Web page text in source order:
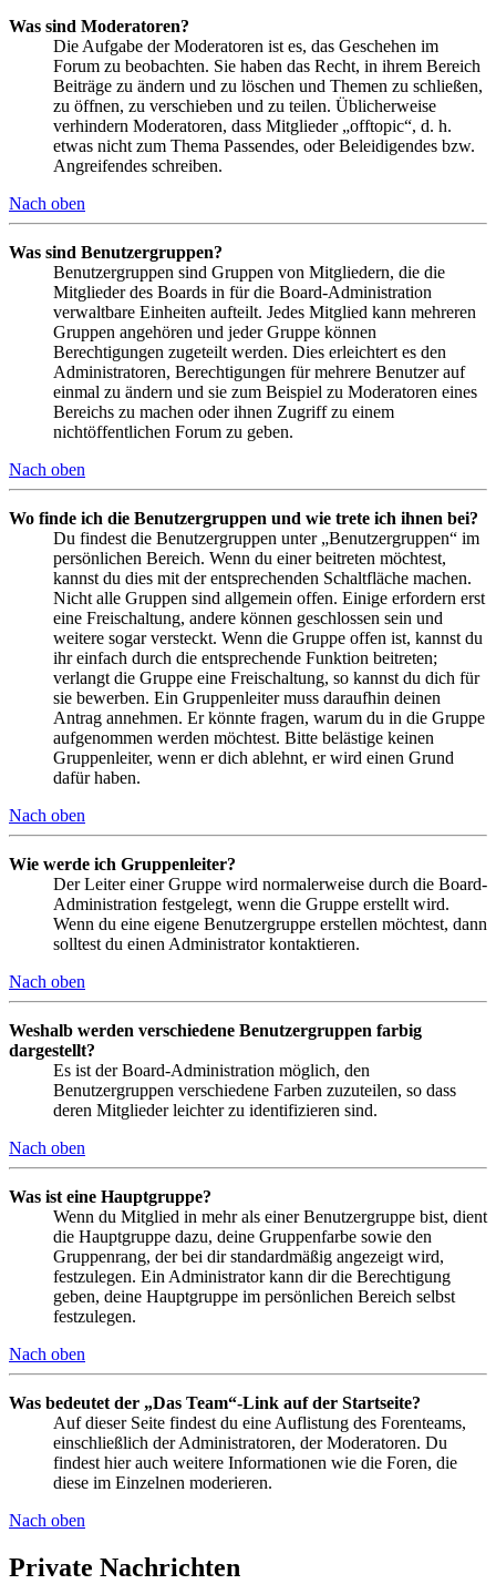
Was sind Moderatoren?
Die Aufgabe der Moderatoren ist es, das Geschehen im
Forum zu beobachten. Sie haben das Recht, in ihrem Bereich
Beiträge zu ändern und zu löschen und Themen zu schließen,
zu öffnen, zu verschieben und zu teilen. Üblicherweise
verhindern Moderatoren, dass Mitglieder „offtopic“, d. h.
etwas nicht zum Thema Passendes, oder Beleidigendes bzw.
Angreifendes schreiben.
Nach oben
Was sind Benutzergruppen?
Benutzergruppen sind Gruppen von Mitgliedern, die die
Mitglieder des Boards in für die Board-Administration
verwaltbare Einheiten aufteilt. Jedes Mitglied kann mehreren
Gruppen angehören und jeder Gruppe können
Berechtigungen zugeteilt werden. Dies erleichtert es den
Administratoren, Berechtigungen für mehrere Benutzer auf
einmal zu ändern und sie zum Beispiel zu Moderatoren eines
Bereichs zu machen oder ihnen Zugriff zu einem
nichtöffentlichen Forum zu geben.
Nach oben
Wo finde ich die Benutzergruppen und wie trete ich ihnen bei?
Du findest die Benutzergruppen unter „Benutzergruppen“ im
persönlichen Bereich. Wenn du einer beitreten möchtest,
kannst du dies mit der entsprechenden Schaltfläche machen.
Nicht alle Gruppen sind allgemein offen. Einige erfordern erst
eine Freischaltung, andere können geschlossen sein und
weitere sogar versteckt. Wenn die Gruppe offen ist, kannst du
ihr einfach durch die entsprechende Funktion beitreten;
verlangt die Gruppe eine Freischaltung, so kannst du dich für
sie bewerben. Ein Gruppenleiter muss daraufhin deinen
Antrag annehmen. Er könnte fragen, warum du in die Gruppe
aufgenommen werden möchtest. Bitte belästige keinen
Gruppenleiter, wenn er dich ablehnt, er wird einen Grund
dafür haben.
Nach oben
Wie werde ich Gruppenleiter?
Der Leiter einer Gruppe wird normalerweise durch die Board-
Administration festgelegt, wenn die Gruppe erstellt wird.
Wenn du eine eigene Benutzergruppe erstellen möchtest, dann
solltest du einen Administrator kontaktieren.
Nach oben
Weshalb werden verschiedene Benutzergruppen farbig
dargestellt?
Es ist der Board-Administration möglich, den
Benutzergruppen verschiedene Farben zuzuteilen, so dass
deren Mitglieder leichter zu identifizieren sind.
Nach oben
Was ist eine Hauptgruppe?
Wenn du Mitglied in mehr als einer Benutzergruppe bist, dient
die Hauptgruppe dazu, deine Gruppenfarbe sowie den
Gruppenrang, der bei dir standardmäßig angezeigt wird,
festzulegen. Ein Administrator kann dir die Berechtigung
geben, deine Hauptgruppe im persönlichen Bereich selbst
festzulegen.
Nach oben
Was bedeutet der „Das Team“-Link auf der Startseite?
Auf dieser Seite findest du eine Auflistung des Forenteams,
einschließlich der Administratoren, der Moderatoren. Du
findest hier auch weitere Informationen wie die Foren, die
diese im Einzelnen moderieren.
Nach oben
Private Nachrichten